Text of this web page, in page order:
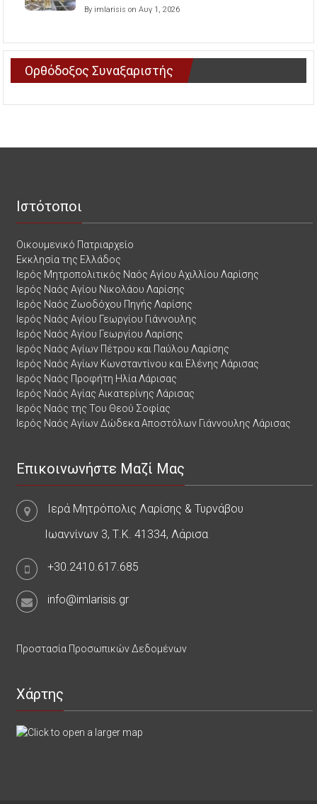
By imlarisis on Αυγ 1, 2026
Ορθόδοξος Συναξαριστής
Ιστότοποι
Οικουμενικό Πατριαρχείο
Εκκλησία της Ελλάδος
Ιερός Μητροπολιτικός Ναός Αγίου Αχιλλίου Λαρίσης
Ιερός Ναός Αγίου Νικολάου Λαρίσης
Ιερός Ναός Ζωοδόχου Πηγής Λαρίσης
Ιερός Ναός Αγίου Γεωργίου Γιάννουλης
Ιερός Ναός Αγίου Γεωργίου Λαρίσης
Ιερός Ναός Αγίων Πέτρου και Παύλου Λαρίσης
Ιερός Ναός Αγίων Κωνσταντίνου και Ελένης Λάρισας
Ιερός Ναός Προφήτη Ηλία Λάρισας
Ιερός Ναός Αγίας Αικατερίνης Λάρισας
Ιερός Ναός της Του Θεού Σοφίας
Ιερός Ναός Αγίων Δώδεκα Αποστόλων Γιάννουλης Λάρισας
Επικοινωνήστε Μαζί Μας
Ιερά Μητρόπολις Λαρίσης & Τυρνάβου
Ιωαννίνων 3, Τ.Κ. 41334, Λάρισα
+30.2410.617.685
info@imlarisis.gr
Προστασία Προσωπικών Δεδομένων
Χάρτης